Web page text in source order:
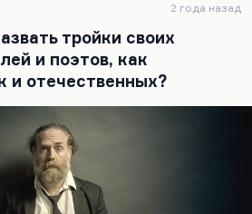
2 года назад
тройки своих
и поэтов, как
и отечественных?